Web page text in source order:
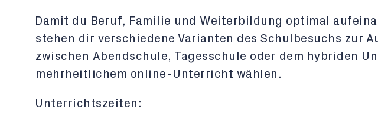
Damit du Beruf, Familie und Weiterbildung optimal
stehen dir verschiedene Varianten des Schulbesuchs zur
zwischen Abendschule, Tagesschule oder dem hybriden
mehrheitlichem online-Unterricht wählen.
Unterrichtszeiten: